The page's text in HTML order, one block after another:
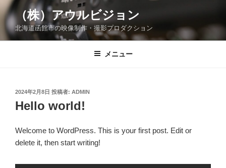
コ
ン
テ
ン
（株）アウルビジョン
北海道函館市の映像制作・撮影プロダクション
メニュー
投
稿
日:
2024年2月8日 投稿者: ADMIN
Hello world!
Welcome to WordPress. This is your first post. Edit or
delete it, then start writing!